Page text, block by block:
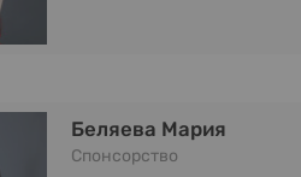
Беляева Мария
Спонсорство